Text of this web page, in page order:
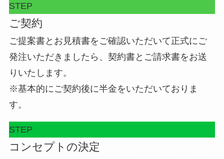
STEP
ご契約
ご提案書とお見積書をご確認いただいて正式にご
発注いただきましたら、契約書とご請求書をお送
りいたします。
※基本的にご契約後に半金をいただいておりま
す。
STEP
コンセプトの決定